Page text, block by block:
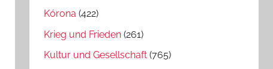
Kórona (422)
Krieg und Frieden (261)
Kultur und Gesellschaft (765)